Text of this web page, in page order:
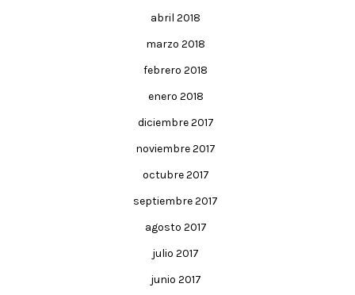
abril 2018
marzo 2018
febrero 2018
enero 2018
diciembre 2017
noviembre 2017
octubre 2017
septiembre 2017
agosto 2017
julio 2017
junio 2017